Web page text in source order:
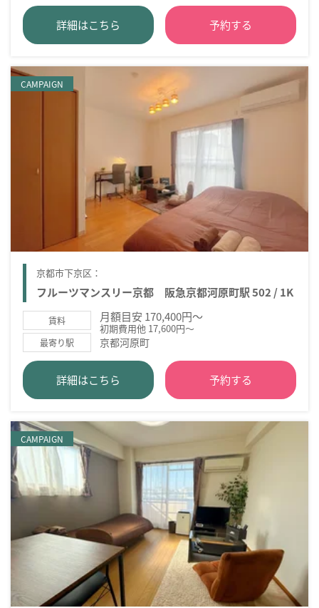
詳細はこちら 予約する
CAMPAIGN
京都市下京区：
フルーツマンスリー京都 阪急京都河原町駅 502 / 1K
賃料 月額目安 170,400円～
初期費用他 17,600円～
最寄り駅 京都河原町
詳細はこちら 予約する
CAMPAIGN